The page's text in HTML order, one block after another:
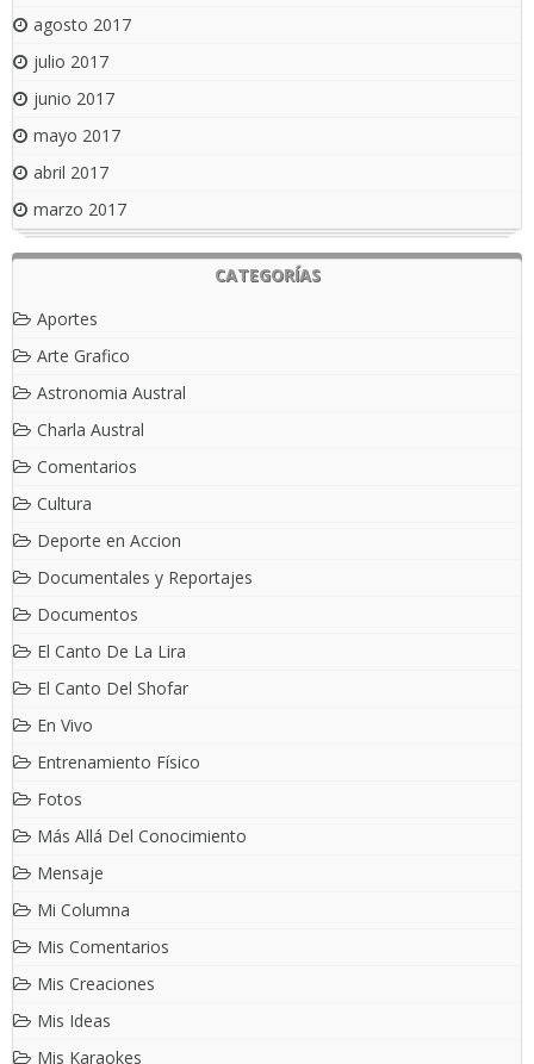
agosto 2017
julio 2017
junio 2017
mayo 2017
abril 2017
marzo 2017
CATEGORÍAS
Aportes
Arte Grafico
Astronomia Austral
Charla Austral
Comentarios
Cultura
Deporte en Accion
Documentales y Reportajes
Documentos
El Canto De La Lira
El Canto Del Shofar
En Vivo
Entrenamiento Físico
Fotos
Más Allá Del Conocimiento
Mensaje
Mi Columna
Mis Comentarios
Mis Creaciones
Mis Ideas
Mis Karaokes